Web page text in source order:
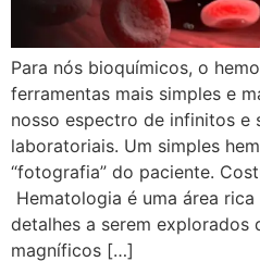
Para nós bioquímicos, o
ferramentas mais simples e
nosso espectro de infinitos e
laboratoriais. Um simples
“fotografia” do paciente.
Hematologia é uma área
detalhes a serem explorados
magníficos […]